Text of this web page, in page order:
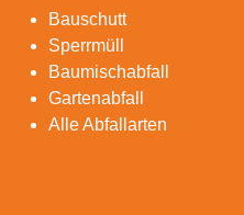
Bauschutt
Sperrmüll
Baumischabfall
Gartenabfall
Alle Abfallarten